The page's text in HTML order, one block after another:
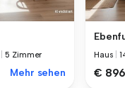
|5 Zimmer
Mehr sehen
Haus |
€ 896